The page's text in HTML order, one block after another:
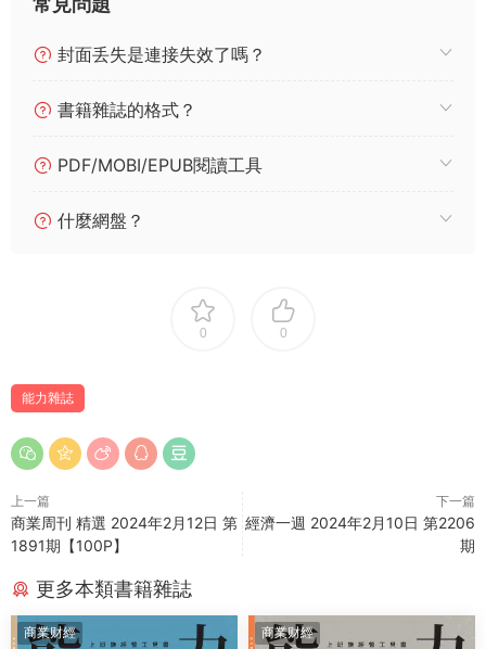
封面丢失是連接失效了嗎？
書籍雜誌的格式？
PDF/MOBI/EPUB閱讀工具
什麼網盤？
0 0
能力雜誌
上一篇
商業周刊 精選 2024年2月12日 第
1891期【100P】
下一篇
經濟一週 2024年2月10日 第2206
期
更多本類書籍雜誌
商業财經 商業财經